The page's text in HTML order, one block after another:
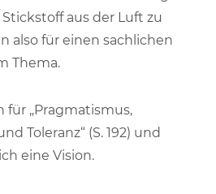
aus der Luft zu
also für einen sachlichen
Thema.
für „Pragmatismus,
Toleranz“ (S. 192) und
eine Vision.